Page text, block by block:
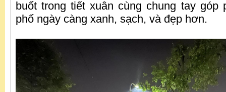
buốt trong tiết xuân cùng chung tay góp
phố ngày càng xanh, sạch, và đẹp hơn.